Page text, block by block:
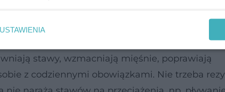
że w ten sposób zaszkodzą stawom.
stawy, wzmacniają mięśnie, poprawiają
z codziennymi obowiązkami. Nie trzeba
USTAWIENIA